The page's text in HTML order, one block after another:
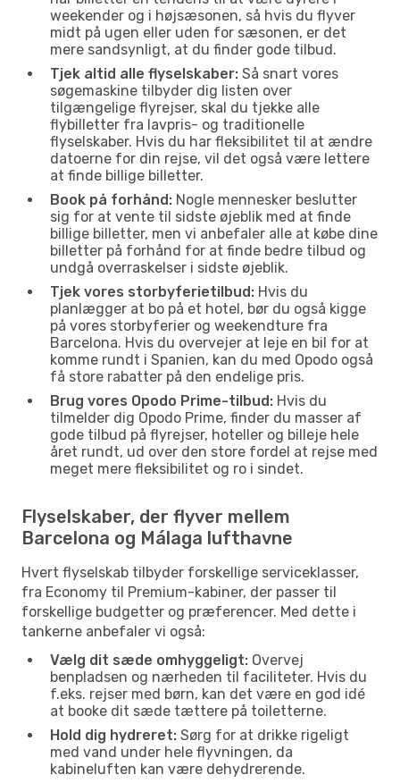
weekender og i højsæsonen, så hvis du flyver
midt på ugen eller uden for sæsonen, er det
mere sandsynligt, at du finder gode tilbud.
Tjek altid alle flyselskaber: Så snart vores
søgemaskine tilbyder dig listen over
tilgængelige flyrejser, skal du tjekke alle
flybilletter fra lavpris- og traditionelle
flyselskaber. Hvis du har fleksibilitet til at ændre
datoerne for din rejse, vil det også være lettere
at finde billige billetter.
Book på forhånd: Nogle mennesker beslutter
sig for at vente til sidste øjeblik med at finde
billige billetter, men vi anbefaler alle at købe dine
billetter på forhånd for at finde bedre tilbud og
undgå overraskelser i sidste øjeblik.
Tjek vores storbyferietilbud: Hvis du
planlægger at bo på et hotel, bør du også kigge
på vores storbyferier og weekendture fra
Barcelona. Hvis du overvejer at leje en bil for at
komme rundt i Spanien, kan du med Opodo også
få store rabatter på den endelige pris.
Brug vores Opodo Prime-tilbud: Hvis du
tilmelder dig Opodo Prime, finder du masser af
gode tilbud på flyrejser, hoteller og billeje hele
året rundt, ud over den store fordel at rejse med
meget mere fleksibilitet og ro i sindet.
Flyselskaber, der flyver mellem
Barcelona og Málaga lufthavne
Hvert flyselskab tilbyder forskellige serviceklasser,
fra Economy til Premium-kabiner, der passer til
forskellige budgetter og præferencer. Med dette i
tankerne anbefaler vi også:
Vælg dit sæde omhyggeligt: Overvej
benpladsen og nærheden til faciliteter. Hvis du
f.eks. rejser med børn, kan det være en god idé
at booke dit sæde tættere på toiletterne.
Hold dig hydreret: Sørg for at drikke rigeligt
med vand under hele flyvningen, da
kabineluften kan være dehydrerende.